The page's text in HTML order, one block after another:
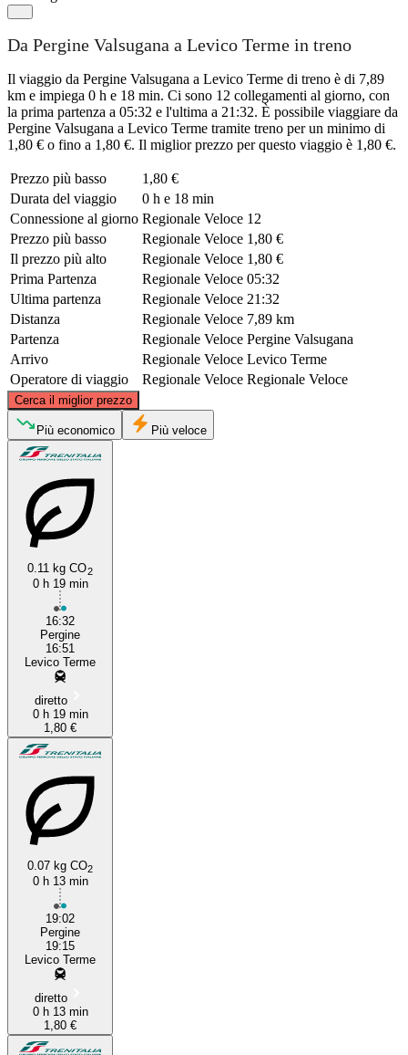
Da Pergine Valsugana a Levico Terme in treno
Il viaggio da Pergine Valsugana a Levico Terme di treno è di 7,89
km e impiega 0 h e 18 min. Ci sono 12 collegamenti al giorno, con
la prima partenza a 05:32 e l'ultima a 21:32. È possibile viaggiare da
Pergine Valsugana a Levico Terme tramite treno per un minimo di
1,80 € o fino a 1,80 €. Il miglior prezzo per questo viaggio è 1,80 €.
Prezzo più basso
1,80 €
Durata del viaggio
0 h e 18 min
Connessione al giorno Regionale Veloce 12
Prezzo più basso
Regionale Veloce 1,80 €
Il prezzo più alto
Regionale Veloce 1,80 €
Prima Partenza
Regionale Veloce 05:32
Ultima partenza
Regionale Veloce 21:32
Distanza
Regionale Veloce 7,89 km
Partenza
Regionale Veloce Pergine Valsugana
Arrivo
Regionale Veloce Levico Terme
Operatore di viaggio
Regionale Veloce Regionale Veloce
Cerca il miglior prezzo
Pergine Valsugana
©CARTO, ©OpenStreetMapcontributors
Più economico Più veloce
0.11 kg CO2
0 h 19 min
16:32
Pergine
16:51
Levico Terme
diretto
0 h 19 min
1,80 €
0.07 kg CO2
0 h 13 min
19:02
Pergine
19:15
Levico Terme
diretto
0 h 13 min
1,80 €